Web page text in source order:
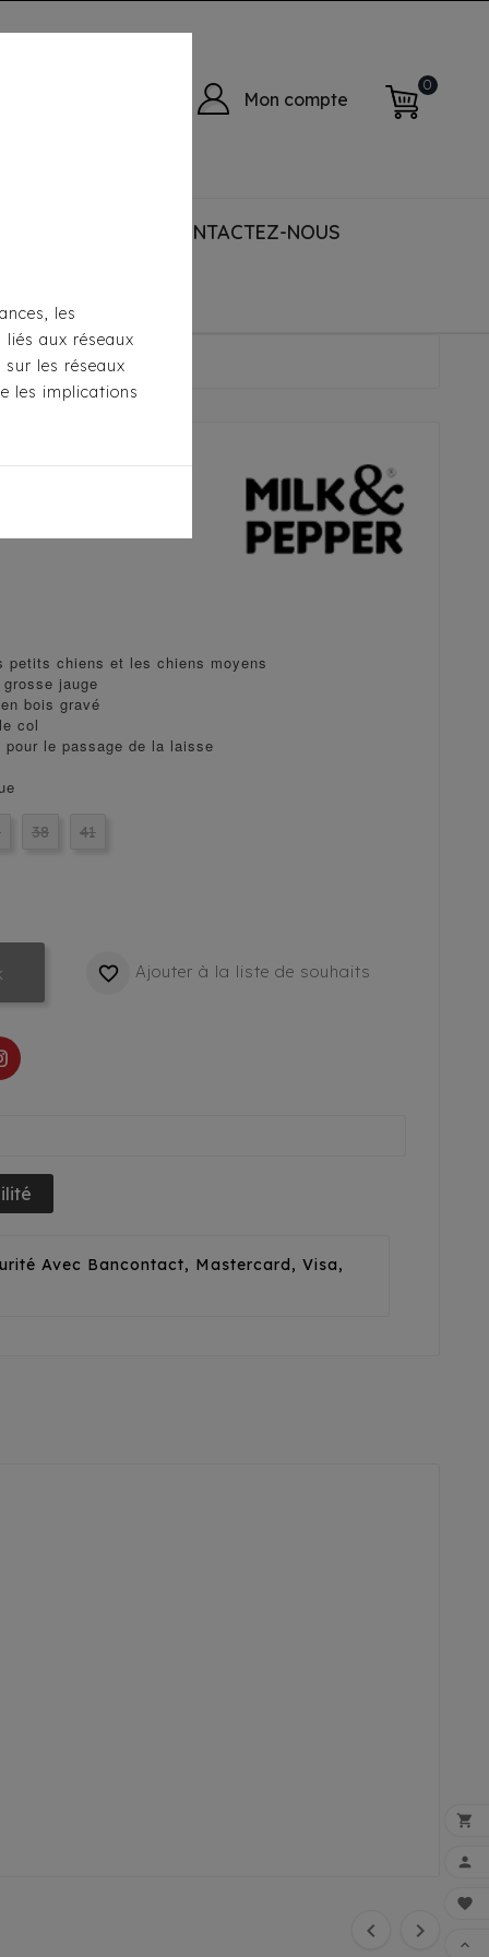
Mon compte
0
CONTACTEZ-NOUS
Donovan
petits chiens et les chiens moyens
jauge
bois gravé
col
le passage de la laisse
38 41
 Ajouter à la liste de souhaits
Avec Bancontact, Mastercard, Visa,
 
les
aux réseaux
les réseaux
les implications



